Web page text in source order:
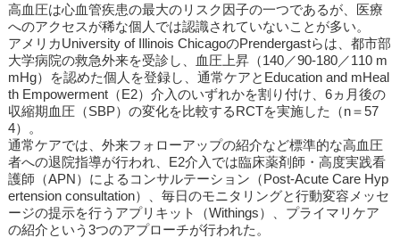
高血圧は心血管疾患の最大のリスク因子の一つであるが、医療
へのアクセスが稀な個人では認識されていないことが多い。
アメリカUniversity of Illinois ChicagoのPrendergastらは、都市部
大学病院の救急外来を受診し、血圧上昇（140／90-180／110 m
mHg）を認めた個人を登録し、通常ケアとEducation and mHeal
th Empowerment（E2）介入のいずれかを割り付け、6ヵ月後の
収縮期血圧（SBP）の変化を比較するRCTを実施した（n＝57
4）。
通常ケアでは、外来フォローアップの紹介など標準的な高血圧
者への退院指導が行われ、E2介入では臨床薬剤師・高度実践看
護師（APN）によるコンサルテーション（Post-Acute Care Hyp
ertension consultation）、毎日のモニタリングと行動変容メッセ
ージの提示を行うアプリキット（Withings）、プライマリケア
の紹介という3つのアプローチが行われた。